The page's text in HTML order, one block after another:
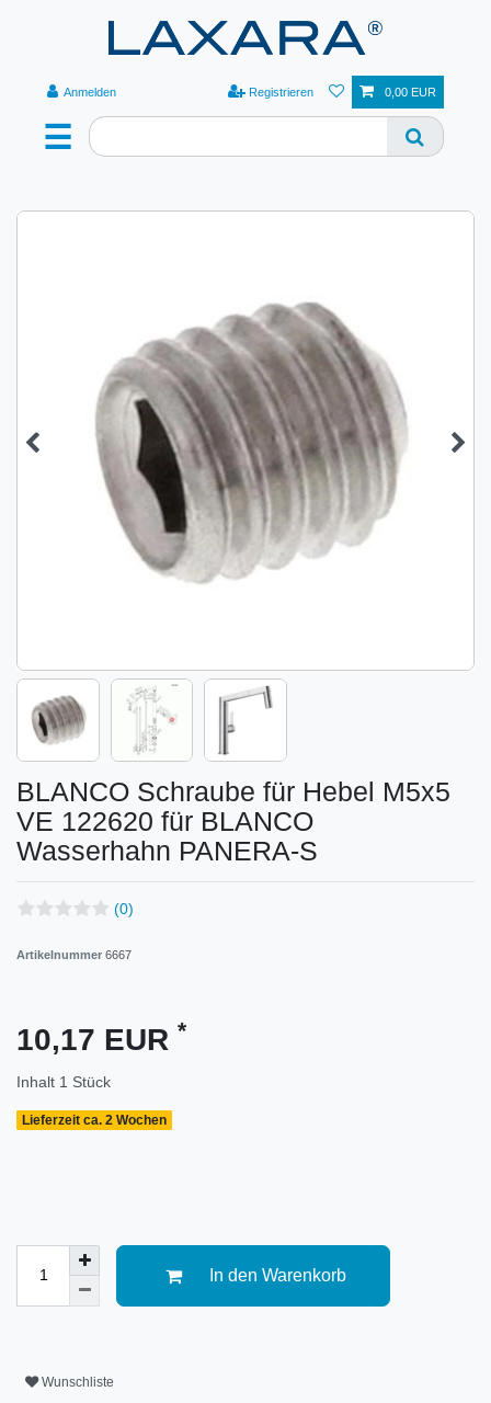
☰
Anmelden Registrieren 0,00 EUR
BLANCO Schraube für Hebel M5x5
VE 122620 für BLANCO
Wasserhahn PANERA-S
(0)
Artikelnummer 6667
10,17 EUR *
Inhalt 1 Stück
Lieferzeit ca. 2 Wochen
In den Warenkorb
Wunschliste